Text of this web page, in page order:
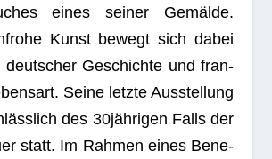
eines sei­ner Gemälde.
Kunst bewegt sich dabei
deut­scher Geschichte und fran­
Seine letzte Aus­stel­lung
des 30jährigen Falls der
statt. Im Rah­men eines Bene­